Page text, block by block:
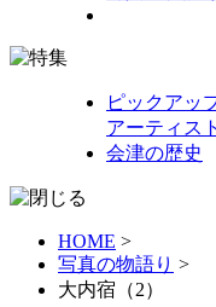
ピックアッ
アーティスト
会津の歴史
HOME >
写真の物語り >
大内宿（2）